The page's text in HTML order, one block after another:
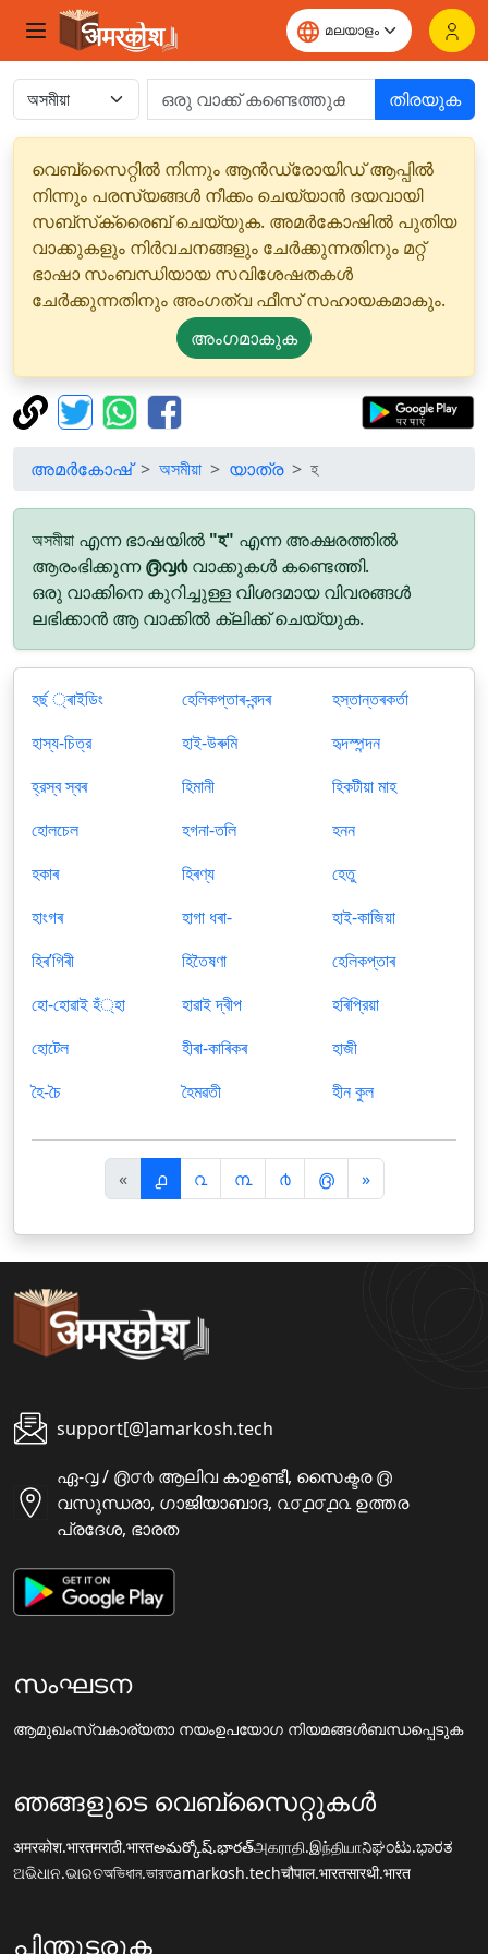
തിരയുക
വെബ്‌സൈറ്റിൽ നിന്നും ആൻഡ്രോയിഡ് ആപ്പിൽ
നിന്നും പരസ്യങ്ങൾ നീക്കം ചെയ്യാൻ ദയവായി
സബ്‌സ്‌ക്രൈബ് ചെയ്യുക. അമർകോഷിൽ പുതിയ
വാക്കുകളും നിർവചനങ്ങളും ചേർക്കുന്നതിനും മറ്റ്
ഭാഷാ സംബന്ധിയായ സവിശേഷതകൾ
ചേർക്കുന്നതിനും അംഗത്വ ഫീസ് സഹായകമാകും.
അംഗമാകുക
അമർകോഷ് অসমীয়া യാത്ര হ
অসমীয়া എന്ന ഭാഷയിൽ "হ" എന്ന അക്ഷരത്തിൽ
ആരംഭിക്കുന്ന൫൮൪വാക്കുകൾ കണ്ടെത്തി.
ഒരു വാക്കിനെ കുറിച്ചുള്ള വിശദമായ വിവരങ്ങൾ
ലഭിക്കാൻ ആ വാക്കിൽ ക്ലിക്ക് ചെയ്യുക.
হর্ছ ্ৰাইডিং
হাস্য-চিত্র
হ্রস্ব স্বৰ
হোলচেল
হকাৰ
হাংগৰ
হিৰʼগিৰী
হো-হোৱাই হঁ্হা
হোটেল
হৈ-চৈ
হেলিকপ্তাৰ-বন্দৰ
হাই-উৰুমি
হিমানী
হগনা-তলি
হিৰণ্য
হাগা ধৰা-
হিতৈষণা
হাৱাই দ্বীপ
হীৰা-কাৰিকৰ
হৈমৱতী
হস্তান্তৰকর্তা
হৃদস্পন্দন
হিকটীয়া মাহ
হনন
হেতু
হাই-কাজিয়া
হেলিকপ্তাৰ
হৰিপ্রিয়া
হাজী
হীন কুল
«पि
छ
ला
൧ ൨ ൩ ൪ ൫ »अ
ग
ला
support[@]amarkosh.tech
ഏ-൮ / ൫൦൪ ആലിവ കാഉണ്ടീ, സൈക്ടര ൫
വസുന്ധരാ, ഗാജിയാബാദ, ൨൦൧൦൧൨ ഉത്തര
പ്രദേശ, ഭാരത
സംഘടന
ആമുഖംസ്വകാര്യതാ നയംഉപയോഗ നിയമങ്ങൾബന്ധപ്പെടുക
ഞങ്ങളുടെ വെബ്സൈറ്റുകൾ
अमरकोश.भारतमराठी.भारतఅమర్కోష్.భారత్அகராதி.இந்தியாನಿಘಂಟು.ಭಾರತ
ଅଭିଧାନ.ଭାରତঅভিধান.ভারতamarkosh.techचौपाल.भारतसारथी.भारत
പിന്തുടരുക